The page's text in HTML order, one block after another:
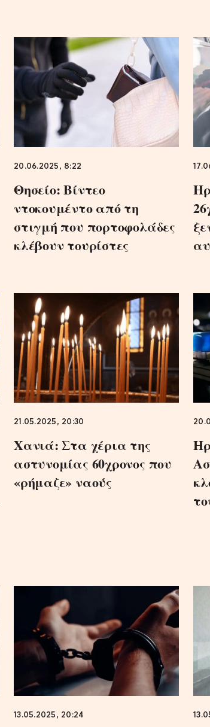
20.06.2025, 8:22
Θησείο: Βίντεο
ντοκουμέντο από τη
στιγμή που πορτοφολάδες
κλέβουν τουρίστες
21.05.2025, 20:30
Χανιά: Στα χέρια της
αστυνομίας 60χρονος που
«ρήμαζε» ναούς
13.05.2025, 20:24